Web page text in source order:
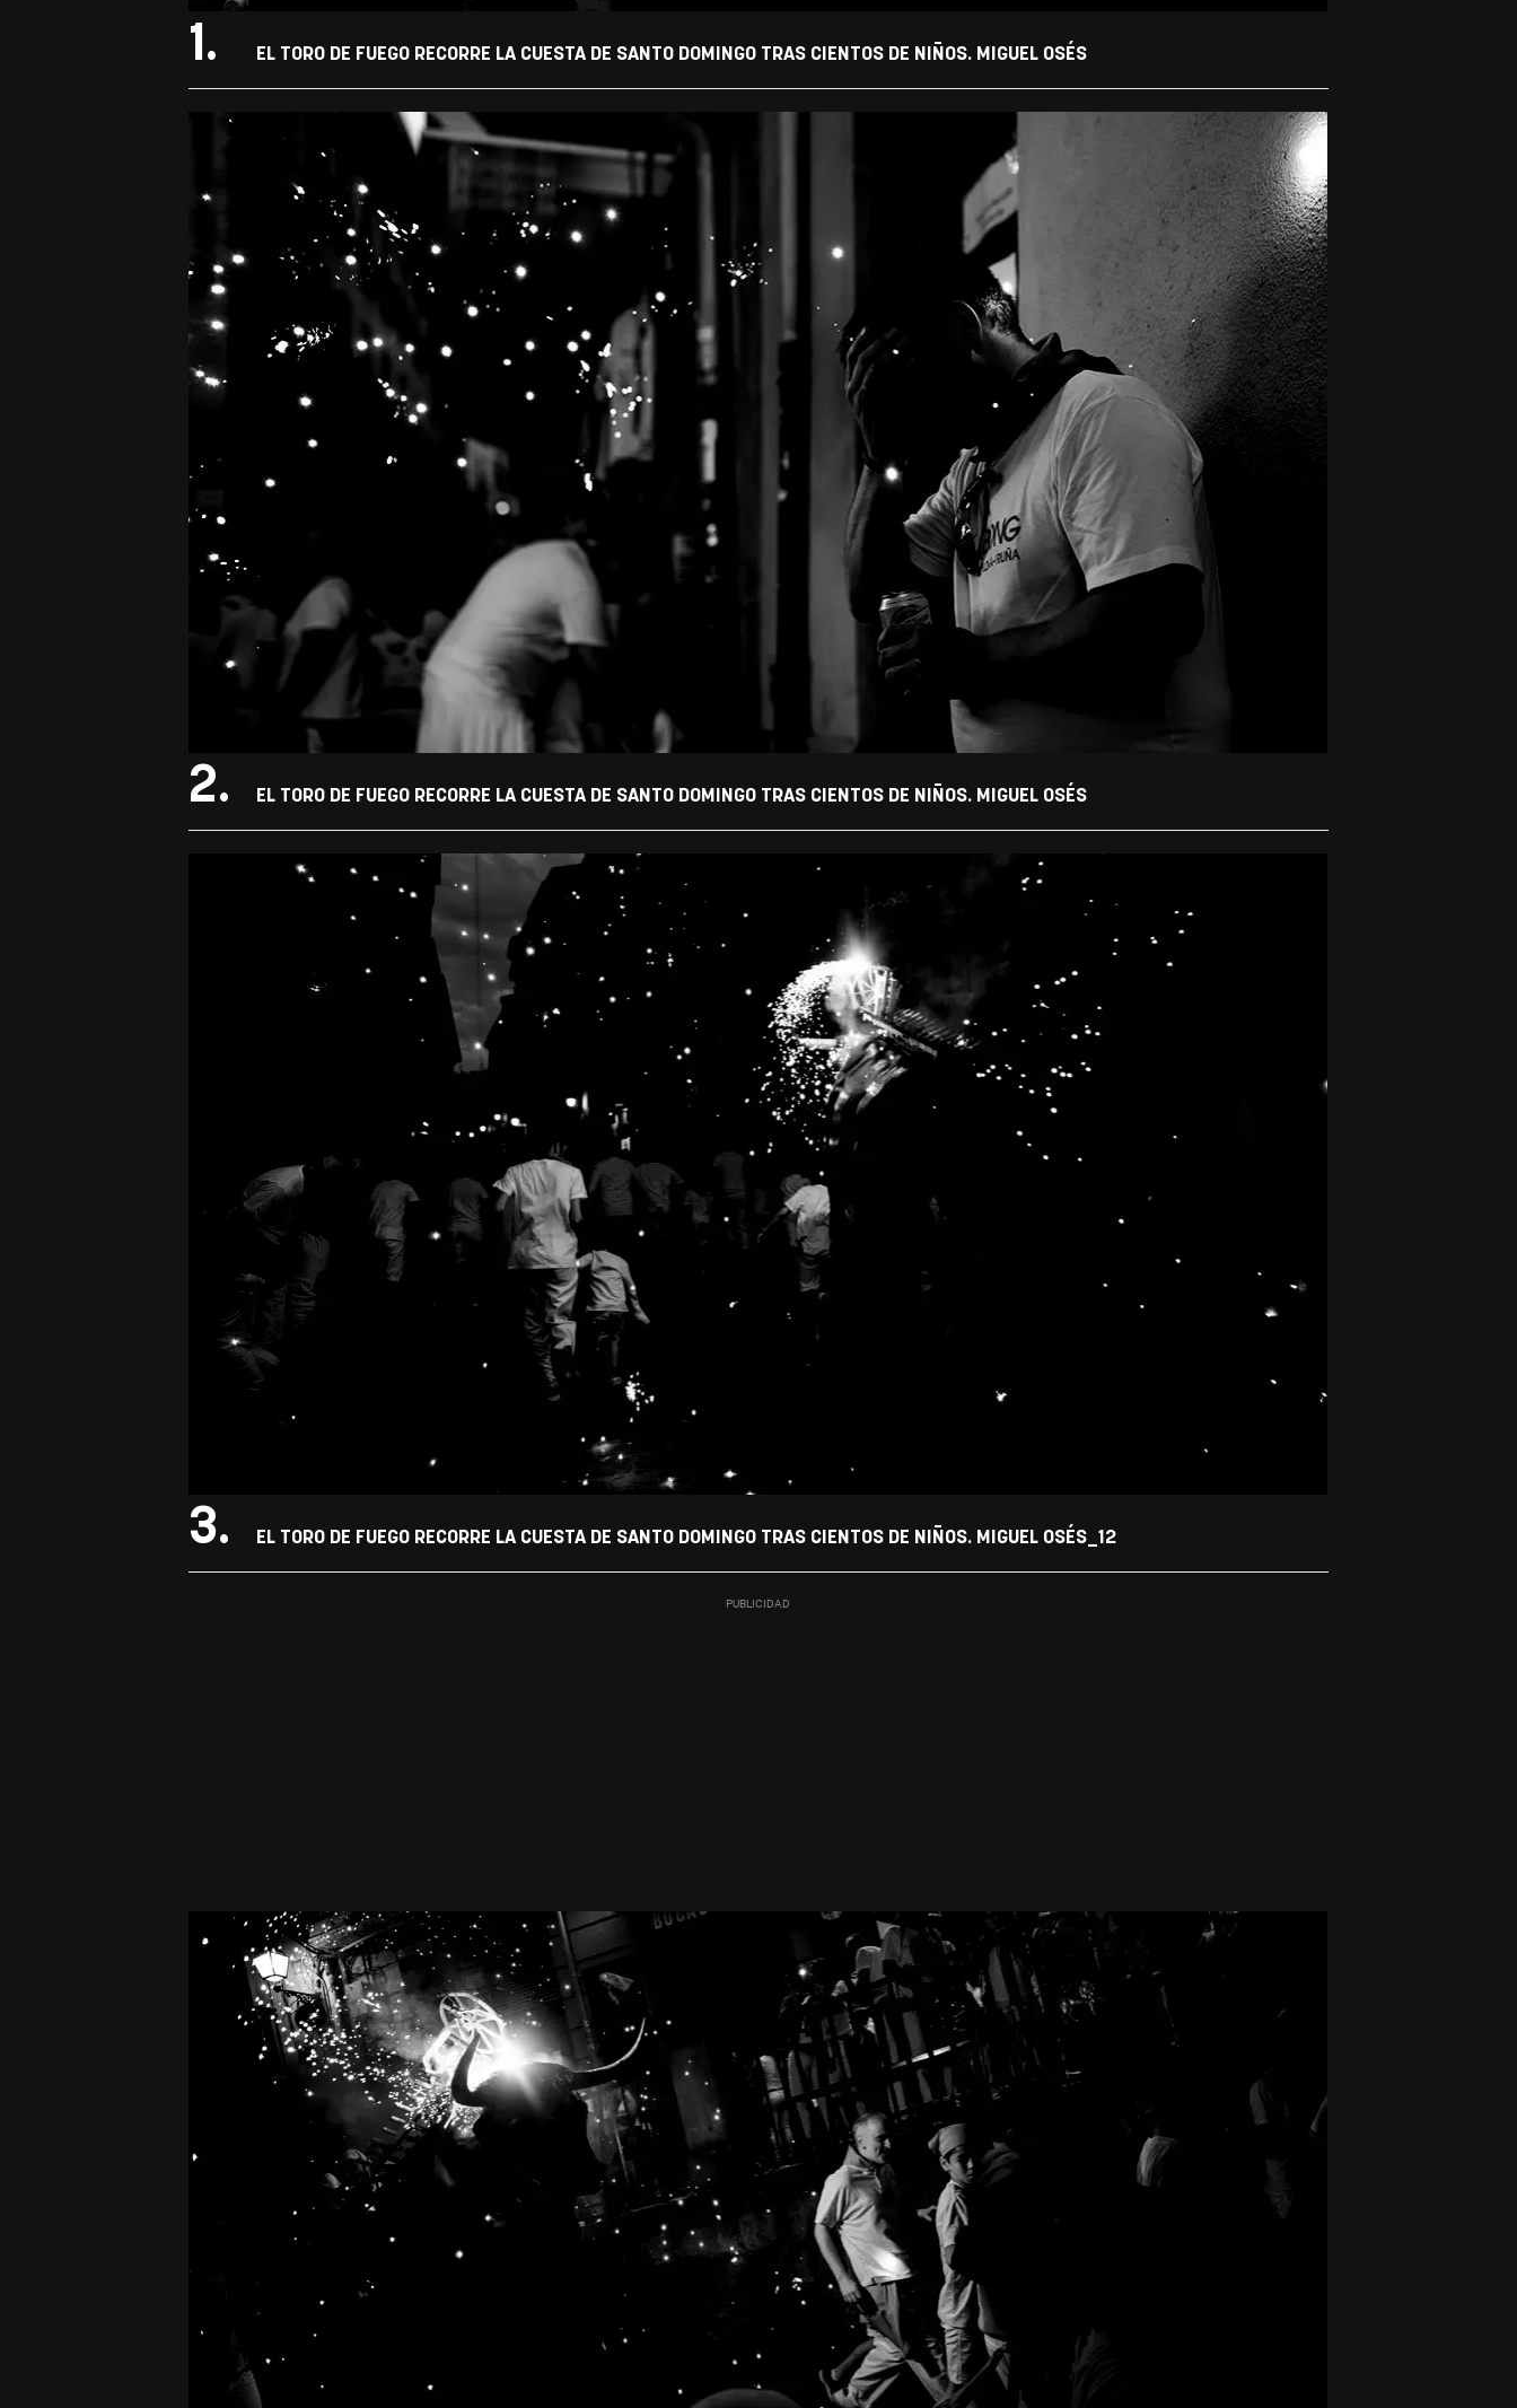
1. EL TORO DE FUEGO RECORRE LA CUESTA DE SANTO DOMINGO TRAS CIENTOS DE NIÑOS. MIGUEL OSÉS
2. EL TORO DE FUEGO RECORRE LA CUESTA DE SANTO DOMINGO TRAS CIENTOS DE NIÑOS. MIGUEL OSÉS
3. EL TORO DE FUEGO RECORRE LA CUESTA DE SANTO DOMINGO TRAS CIENTOS DE NIÑOS. MIGUEL OSÉS_12